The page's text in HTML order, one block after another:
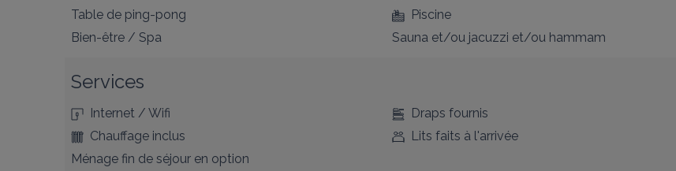
Table de ping-pong
Piscine
Bien-être / Spa
Sauna et/ou jacuzzi et/ou hammam
Services
Internet / Wifi
Draps fournis
Chauffage inclus
Lits faits à l'arrivée
Ménage fin de séjour en option